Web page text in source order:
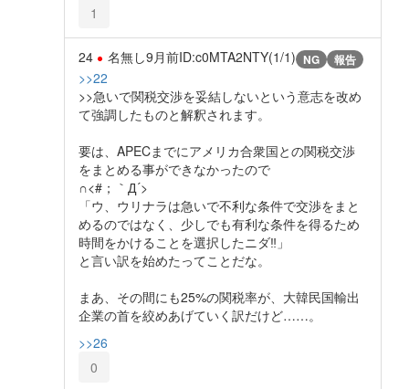
1
24 名無し9月前ID:c0MTA2NTY(1/1) NG 報告
>>22
>>急いで関税交渉を妥結しないという意志を改め
て強調したものと解釈されます。
要は、APECまでにアメリカ合衆国との関税交渉
をまとめる事ができなかったので
∩<#；｀Д´>
「ウ、ウリナラは急いで不利な条件で交渉をまと
めるのではなく、少しでも有利な条件を得るため
時間をかけることを選択したニダ‼︎」
と言い訳を始めたってことだな。
まあ、その間にも25%の関税率が、大韓民国輸出
企業の首を絞めあげていく訳だけど……。
>>26
0